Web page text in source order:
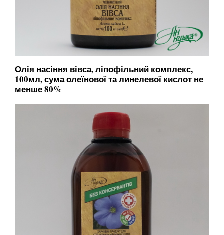
Олія насіння вівса, ліпофільний комплекс,
100мл, сума олеїнової та линелевої кислот не
менше 80%